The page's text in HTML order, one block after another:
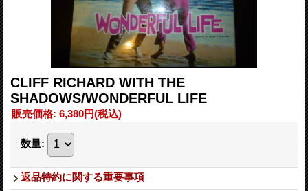
CLIFF RICHARD WITH THE
SHADOWS/WONDERFUL LIFE
販売価格: 6,380円(税込)
数量:
返品特約に関する重要事項